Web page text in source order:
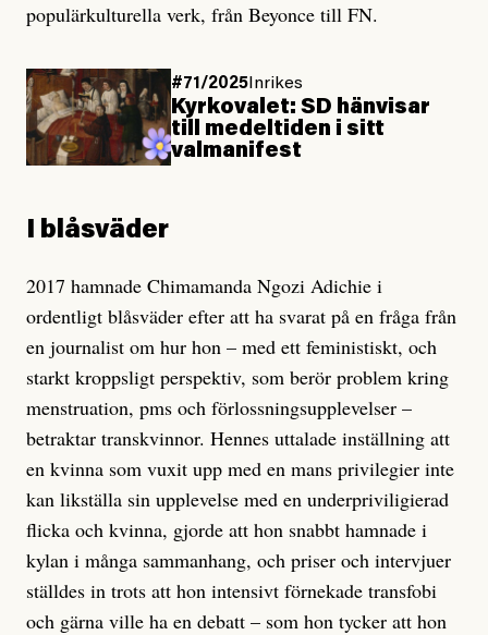
populärkulturella verk, från Beyonce till FN.
#71/2025Inrikes
Kyrkovalet: SD hänvisar
till medeltiden i sitt
valmanifest
I blåsväder
2017 hamnade Chimamanda Ngozi Adichie i
ordentligt blåsväder efter att ha svarat på en fråga från
en journalist om hur hon – med ett feministiskt, och
starkt kroppsligt perspektiv, som berör problem kring
menstruation, pms och förlossningsupplevelser –
betraktar transkvinnor. Hennes uttalade inställning att
en kvinna som vuxit upp med en mans privilegier inte
kan likställa sin upplevelse med en underpriviligierad
flicka och kvinna, gjorde att hon snabbt hamnade i
kylan i många sammanhang, och priser och intervjuer
ställdes in trots att hon intensivt förnekade transfobi
och gärna ville ha en debatt – som hon tycker att hon